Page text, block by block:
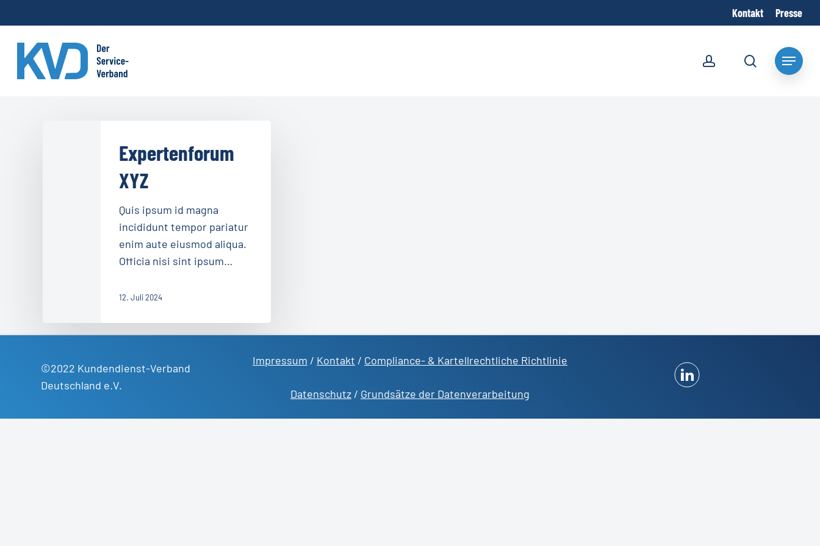
to
main
content
Kontakt Presse
Menu
search
Expertenforum
XYZ
Quis ipsum id magna
incididunt tempor pariatur
enim aute eiusmod aliqua.
Officia nisi sint ipsum…
12. Juli 2024
©2022 Kundendienst-Verband
Deutschland e.V.
Impressum / Kontakt / Compliance- & Kartellrechtliche Richtlinie
Datenschutz / Grundsätze der Datenverarbeitung